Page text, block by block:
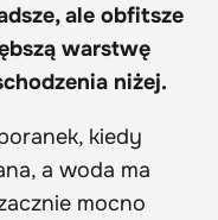
ale obfitsze
warstwę
niżej.
kiedy
a woda ma
mocno